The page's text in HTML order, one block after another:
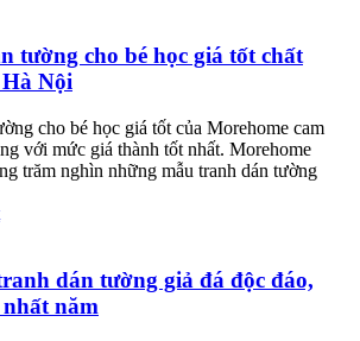
tường cho bé học giá tốt chất
Nội
cho bé học giá tốt của Morehome cam
với mức giá thành tốt nhất. Morehome
trăm nghìn những mẫu tranh dán tường
dán tường giả đá độc đáo,
năm